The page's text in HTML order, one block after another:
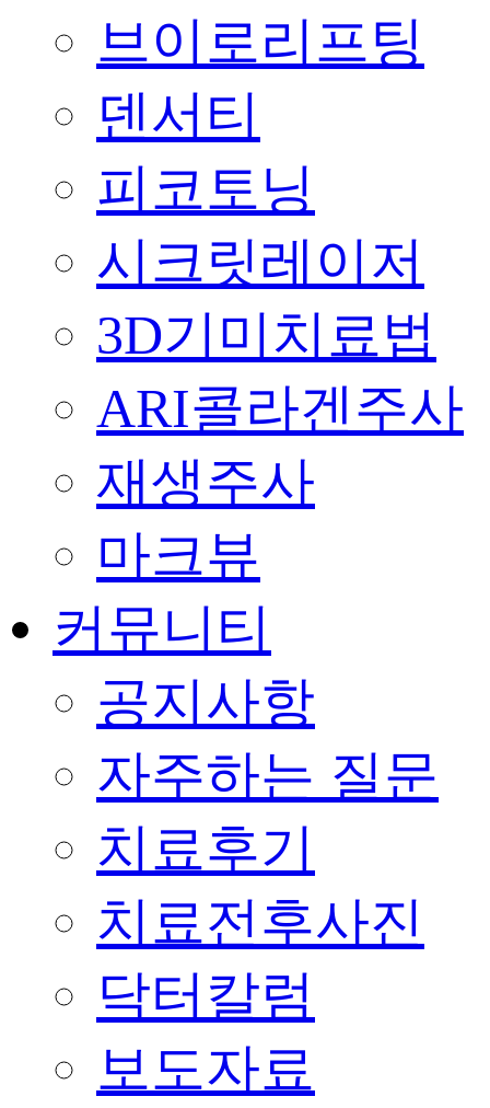
브이로리프팅
덴서티
피코토닝
시크릿레이저
3D기미치료법
ARI콜라겐주사
재생주사
마크뷰
커뮤니티
공지사항
자주하는 질문
치료후기
치료전후사진
닥터칼럼
보도자료